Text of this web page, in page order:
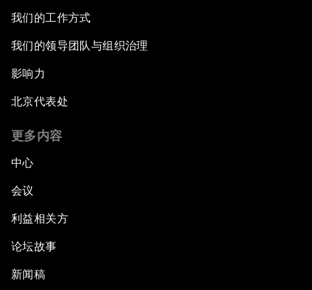
我们的工作方式
我们的领导团队与组织治理
影响力
北京代表处
更多内容
中心
会议
利益相关方
论坛故事
新闻稿